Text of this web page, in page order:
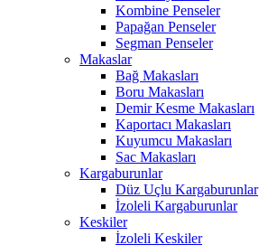
Kombine Penseler
Papağan Penseler
Segman Penseler
Makaslar
Bağ Makasları
Boru Makasları
Demir Kesme Makasları
Kaportacı Makasları
Kuyumcu Makasları
Sac Makasları
Kargaburunlar
Düz Uçlu Kargaburunlar
İzoleli Kargaburunlar
Keskiler
İzoleli Keskiler